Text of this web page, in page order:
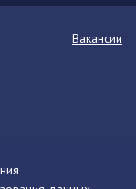
Вакансии